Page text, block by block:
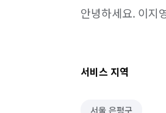
안녕하세요. 이지
서비스 지역
서울 은평구